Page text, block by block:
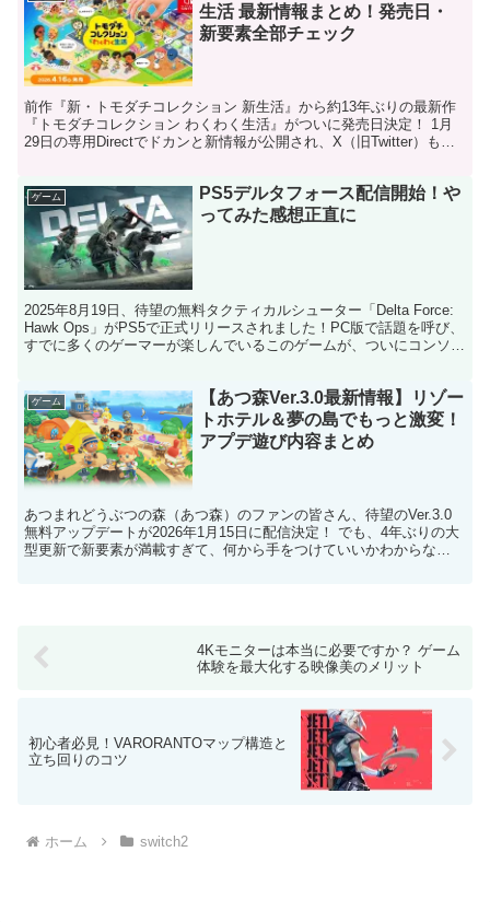
生活 最新情報まとめ！発売日・
新要素全部チェック
前作『新・トモダチコレクション 新生活』から約13年ぶりの最新作
『トモダチコレクション わくわく生活』がついに発売日決定！ 1月
29日の専用Directでドカンと新情報が公開され、X（旧Twitter）も大
ゲーム
PS5デルタフォース配信開始！や
ってみた感想正直に
2025年8月19日、待望の無料タクティカルシューター「Delta Force:
Hawk Ops」がPS5で正式リリースされました！PC版で話題を呼び、
すでに多くのゲーマーが楽しんでいるこのゲームが、ついにコンソー
ゲーム
【あつ森Ver.3.0最新情報】リゾー
トホテル＆夢の島でもっと激変！
アプデ遊び内容まとめ
あつまれどうぶつの森（あつ森）のファンの皆さん、待望のVer.3.0
無料アップデートが2026年1月15日に配信決定！ でも、4年ぶりの大
型更新で新要素が満載すぎて、何から手をつけていいかわからな
4Kモニターは本当に必要ですか？ ゲーム
体験を最大化する映像美のメリット
初心者必見！VARORANTOマップ構造と
立ち回りのコツ
ホーム switch2